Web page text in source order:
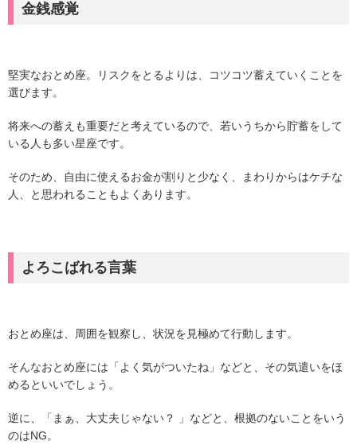
金銭感覚
堅実なおとめ座。リスクをとるよりは、コツコツ蓄えていくことを
選びます。
将来への蓄えも重要だと考えているので、若いうちから貯蓄をして
いる人も多い星座です。
そのため、自由に使えるお金が割りと少なく、まわりからはケチな
人、と思われることもよくあります。
よろこばれる言葉
おとめ座は、周囲を観察し、状況を見極めて行動します。
そんなおとめ座には「よく気がついたね」などと、その気遣いをほ
めるといいでしょう。
逆に、「まぁ、大丈夫じゃない？ 」などと、根拠のないことをいう
のはNG。